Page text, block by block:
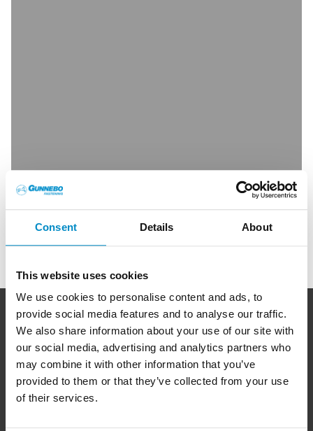
Consent Details About
This website uses cookies
We use cookies to personalise content and ads, to
provide social media features and to analyse our traffic.
We also share information about your use of our site with
our social media, advertising and analytics partners who
may combine it with other information that you’ve
provided to them or that they’ve collected from your use
of their services.
« TILLBAKA
I över 250
år har Gunnebo Fastening utvecklat och
tillverkat infästningslösningar för den professionella
användaren. Med kvalitet och säkerhet som ledstjärnor i
vår utveckling har ett av Sveriges starkaste och mest
aktade varumärken skapats.